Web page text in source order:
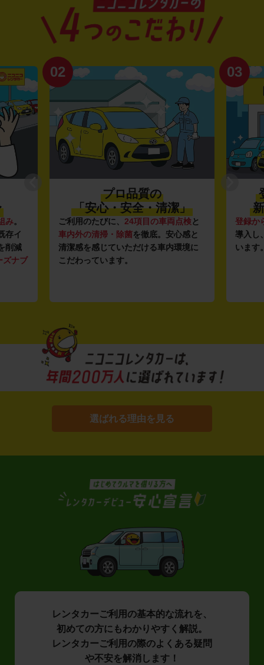
み。
存イ
削減
ズナブ
02
プロ品質の
「安心・安全・清潔」
ご利用のたびに、 24項目の車両点検と
車内外の清掃・除菌を徹底。安心感と
清潔感を感じていただける車内環境に
こだわっています。
03
登録か
導入し
います
選ばれる理由を見る
レンタカーご利用の基本的な流れを、
初めての方にもわかりやすく解説。
レンタカーご利用の際のよくある疑問
や不安を解消します！